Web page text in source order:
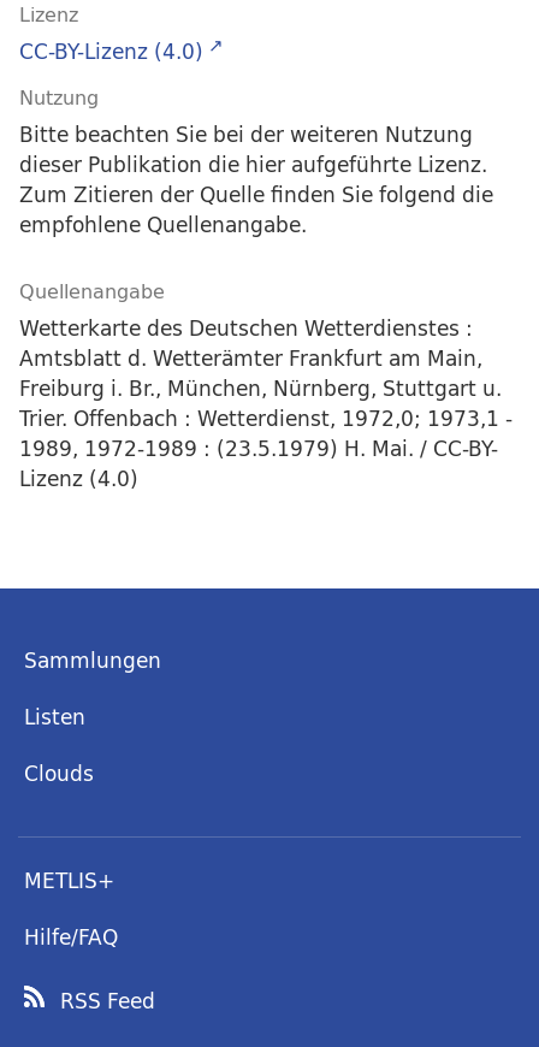
Lizenz
CC-BY-Lizenz (4.0)
Nutzung
Bitte beachten Sie bei der weiteren Nutzung
dieser Publikation die hier aufgeführte Lizenz.
Zum Zitieren der Quelle finden Sie folgend die
empfohlene Quellenangabe.
Quellenangabe
Wetterkarte des Deutschen Wetterdienstes :
Amtsblatt d. Wetterämter Frankfurt am Main,
Freiburg i. Br., München, Nürnberg, Stuttgart u.
Trier. Offenbach : Wetterdienst, 1972,0; 1973,1 -
1989, 1972-1989 : (23.5.1979) H. Mai. / CC-BY-
Lizenz (4.0)
Sammlungen
Listen
Clouds
METLIS+
Hilfe/FAQ
RSS Feed